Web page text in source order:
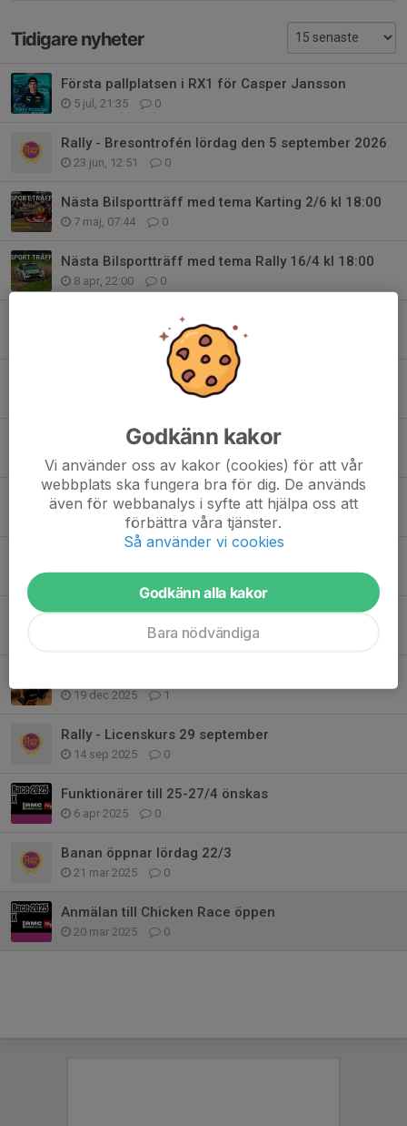
Tidigare nyheter
Första pallplatsen i RX1 för Casper Jansson
5 jul, 21:35 0
Rally - Bresontrofén lördag den 5 september 2026
23 jun, 12:51 0
Nästa Bilsportträff med tema Karting 2/6 kl 18:00
7 maj, 07:44 0
Nästa Bilsportträff med tema Rally 16/4 kl 18:00
8 apr, 22:00 0
Nu kraftsamlar vi och skapar en grusarena igen!
0
Folkrace tema vid nästa Bilsportträff
Rasbo MK Sociala medier och kommunikation
20 feb, 17:00
Bilsportträffar i Rasbo MK`s Klubblokal
3 feb, 10:34 0
19 dec 2025 0
Rally - Licenskurs 29 december
0
19 dec 2025 1
Rally - Licenskurs 29 september
14 sep 2025 0
Funktionärer till 25-27/4 önskas
6 apr 2025 0
Banan öppnar lördag 22/3
21 mar 2025 0
Anmälan till Chicken Race öppen
20 mar 2025 0
Godkänn kakor
Vi använder oss av kakor (cookies) för att vår
webbplats ska fungera bra för dig. De används
även för webbanalys i syfte att hjälpa oss att
förbättra våra tjänster.
Så använder vi cookies
Godkänn alla kakor
Bara nödvändiga